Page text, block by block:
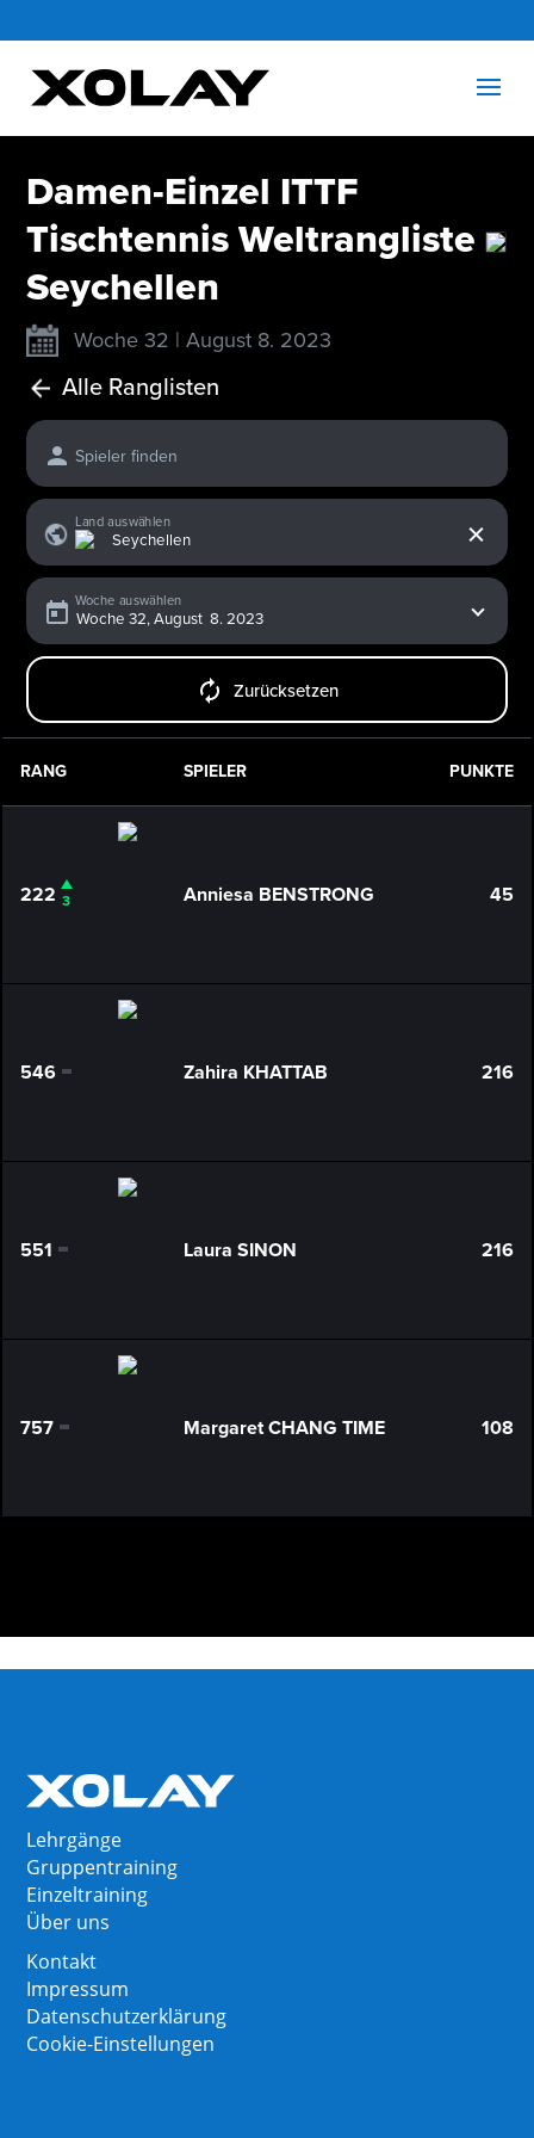
Damen-Einzel ITTF
Tischtennis Weltrangliste
Seychellen
Woche 32 | August 8. 2023
Alle Ranglisten
Spieler finden
Land auswählen
Woche auswählen
Zurücksetzen
RANG SPIELER PUNKTE
222 3 Anniesa BENSTRONG 45
546 0 Zahira KHATTAB 216
551 0 Laura SINON 216
757 0 Margaret CHANG TIME 108
Lehrgänge
Gruppentraining
Einzeltraining
Über uns
Kontakt
Impressum
Datenschutzerklärung
Cookie-Einstellungen